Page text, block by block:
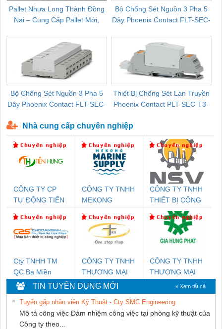
Pallet Nhựa Long Thành Đồng
Nai – Cung Cấp Pallet Mới,
Bộ Chống Sét Nguồn 3 Pha 5
Dây Phoenix Contact FLT-SEC-
Bộ Chống Sét Nguồn 3 Pha 5
Dây Phoenix Contact FLT-SEC-
Thiết Bị Chống Sét Lan Truyền
Phoenix Contact PLT-SEC-T3-
Nhà cung cấp chuyên nghiệp
CÔNG TY CP
TỰ ĐỘNG TIẾN
CÔNG TY TNHH
MEKONG
SUPPLY
CÔNG TY TNHH
THIẾT BỊ CÔNG
NGHIỆP NIHON
SETSUBI VIỆT
Cty TNHH TM
QC Ba Miền
CÔNG TY TNHH
THƯƠNG MẠI
THIÊN ÂN VIỆT
NAM
CÔNG TY TNHH
THƯƠNG MẠI
DỊCH VỤ KỸ
THUẬT ĐIỆN CƠ
GIA HƯNG
PHÁT
TIN TUYỂN DỤNG MỚI » Xem tất cả
Tuyển gấp nhân viên Kỹ Thuật - Cty SMC Engineering
Mô tả công việc Đảm nhiệm công việc tại phòng kỹ thuật của
Công ty theo...